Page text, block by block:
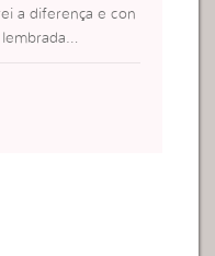
a diferença e con